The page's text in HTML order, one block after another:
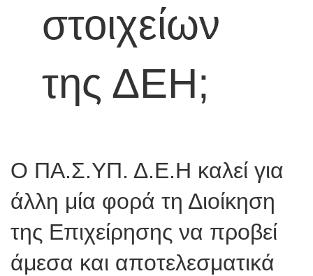
στοιχείων
της ΔΕΗ;
Ο ΠΑ.Σ.ΥΠ. Δ.Ε.Η καλεί για
άλλη μία φορά τη Διοίκηση
της Επιχείρησης να προβεί
άμεσα και αποτελεσματικά